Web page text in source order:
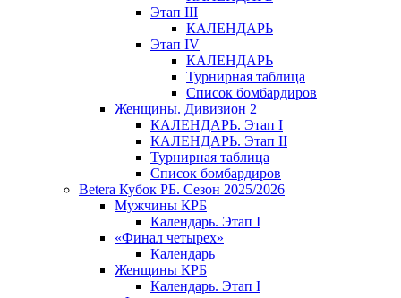
Этап III
КАЛЕНДАРЬ
Этап IV
КАЛЕНДАРЬ
Турнирная таблица
Список бомбардиров
Женщины. Дивизион 2
КАЛЕНДАРЬ. Этап I
КАЛЕНДАРЬ. Этап II
Турнирная таблица
Список бомбардиров
Betera Кубок РБ. Сезон 2025/2026
Мужчины КРБ
Календарь. Этап I
«Финал четырех»
Календарь
Женщины КРБ
Календарь. Этап I